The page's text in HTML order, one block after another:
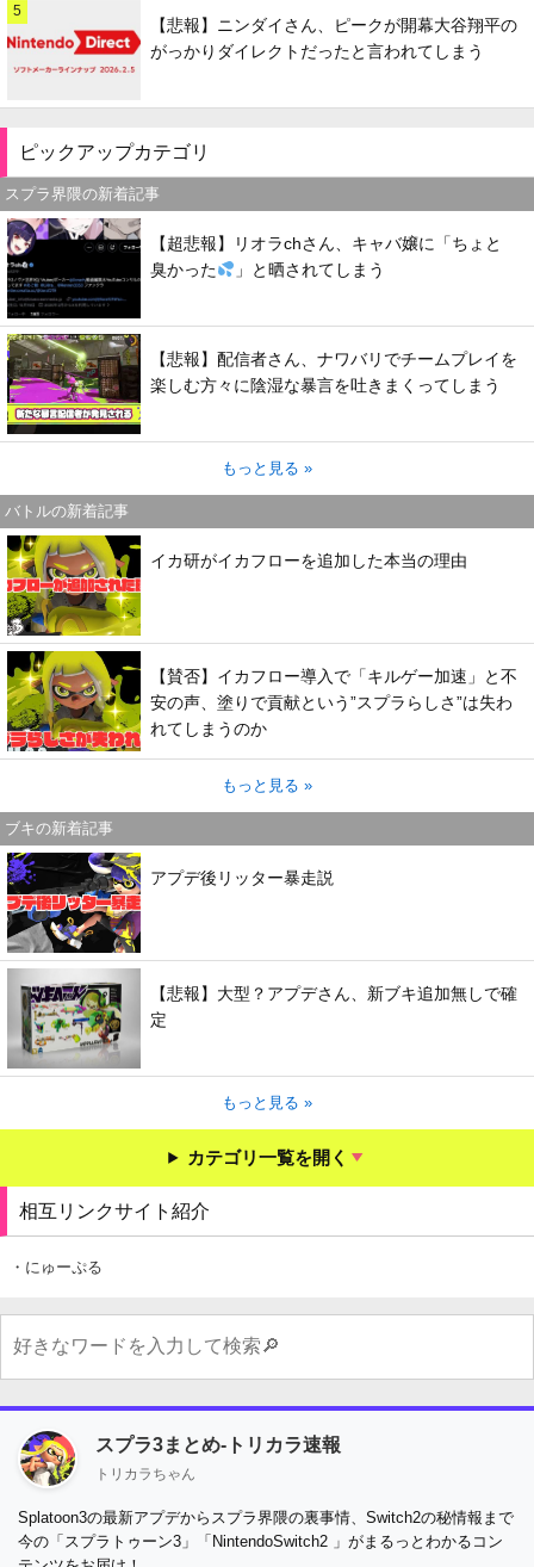
5
【悲報】ニンダイさん、ピークが開幕大谷翔平の
がっかりダイレクトだったと言われてしまう
ピックアップカテゴリ
スプラ界隈の新着記事
【超悲報】リオラchさん、キャバ嬢に「ちょと
臭かった
」と晒されてしまう
【悲報】配信者さん、ナワバリでチームプレイを
楽しむ方々に陰湿な暴言を吐きまくってしまう
もっと見る »
バトルの新着記事
イカ研がイカフローを追加した本当の理由
【賛否】イカフロー導入で「キルゲー加速」と不
安の声、塗りで貢献という”スプラらしさ”は失わ
れてしまうのか
もっと見る »
ブキの新着記事
アプデ後リッター暴走説
【悲報】大型？アプデさん、新ブキ追加無しで確
定
もっと見る »
カテゴリ一覧を開く
相互リンクサイト紹介
・にゅーぷる
スプラ3まとめ-トリカラ速報
トリカラちゃん
Splatoon3の最新アプデからスプラ界隈の裏事情、Switch2の秘情報まで
今の「スプラトゥーン3」「NintendoSwitch2 」がまるっとわかるコン